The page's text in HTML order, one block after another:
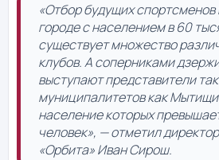
«Отбор будущих спортсменов
городе с населением в 60
существует множество
клубов. А соперниками
выступают представители
муниципалитетов как
население которых
человек», — отметил
«Орбита» Иван Сирош.